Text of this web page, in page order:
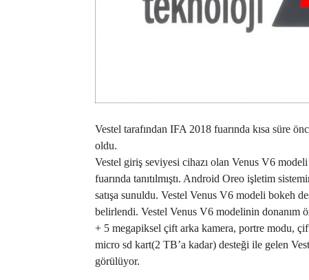
Vestel tarafından IFA 2018 fuarında kısa süre
oldu.
Vestel giriş seviyesi cihazı olan Venus V6
fuarında tanıtılmıştı. Android Oreo işletim
satışa sunuldu. Vestel Venus V6 modeli bokeh
belirlendi. Vestel Venus V6 modelinin donanım
+ 5 megapiksel çift arka kamera, portre modu,
micro sd kart(2 TB’a kadar) desteği ile gelen
görülüyor.